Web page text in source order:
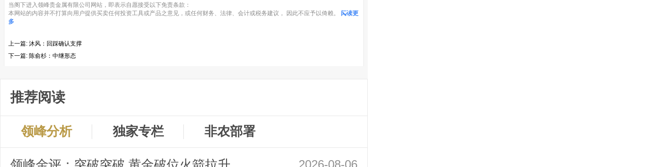
当阁下进入领峰贵金属有限公司网站，即表示自愿接受以下免责条款：
本网站的内容并不打算向用户提供买卖任何投资工具或产品之意见，或任何财务、法律、会计或税务建议， 因此不应予以倚赖。
阅读更
多
上一篇: 沐风：回踩确认支撑
下一篇: 陈俞杉：中继形态
推荐阅读
领峰分析 独家专栏 非农部署